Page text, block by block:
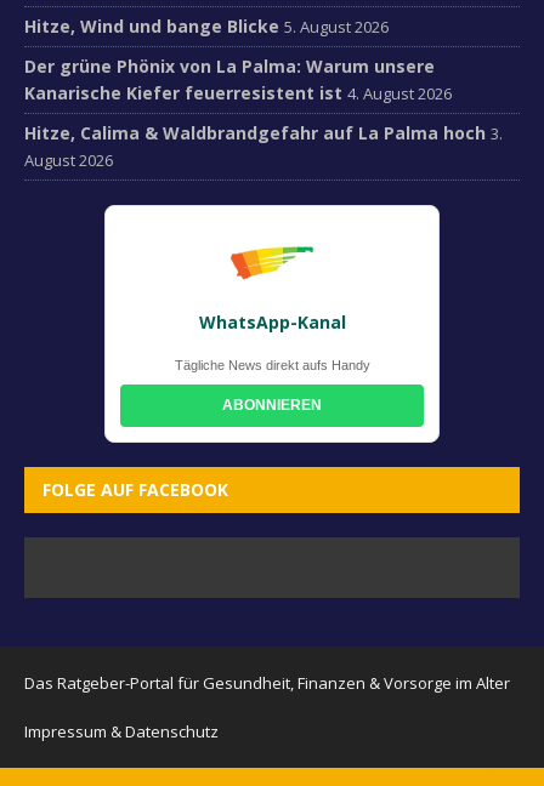
Hitze, Wind und bange Blicke 5. August 2026
Der grüne Phönix von La Palma: Warum unsere
Kanarische Kiefer feuerresistent ist 4. August 2026
Hitze, Calima & Waldbrandgefahr auf La Palma hoch 3.
August 2026
WhatsApp-Kanal
Tägliche News direkt aufs Handy
ABONNIEREN
FOLGE AUF FACEBOOK
Das Ratgeber-Portal für Gesundheit, Finanzen & Vorsorge im Alter
Impressum & Datenschutz